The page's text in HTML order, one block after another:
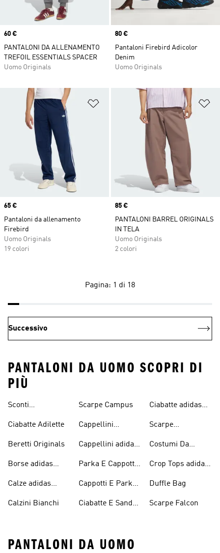
Price
60 €
PANTALONI DA ALLENAMENTO
TREFOIL ESSENTIALS SPACER
Uomo Originals
Price
80 €
Pantaloni Firebird Adicolor
Denim
Uomo Originals
Aggiungi alla lista dei desideri
Price
65 €
Pantaloni da allenamento
Firebird
Uomo Originals
19 colori
Price
85 €
PANTALONI BARREL ORIGINALS
IN TELA
Uomo Originals
2 colori
Pagina: 1 di 18
Successivo
PANTALONI DA UOMO SCOPRI DI
PIÙ
Sconti
adidas Originals
Ciabatte Adilette
Beretti Originals
Borse adidas
Calze adidas
Calzini Bianchi
Scarpe Campus
Cappellini
Cappellini adidas
Parka E Cappotti
Cappotti E Parkas
Ciabatte E Sandali
Ciabatte adidas
Scarpe
Costumi Da
Crop Tops adidas
Duffle Bag
Scarpe Falcon
PANTALONI DA UOMO